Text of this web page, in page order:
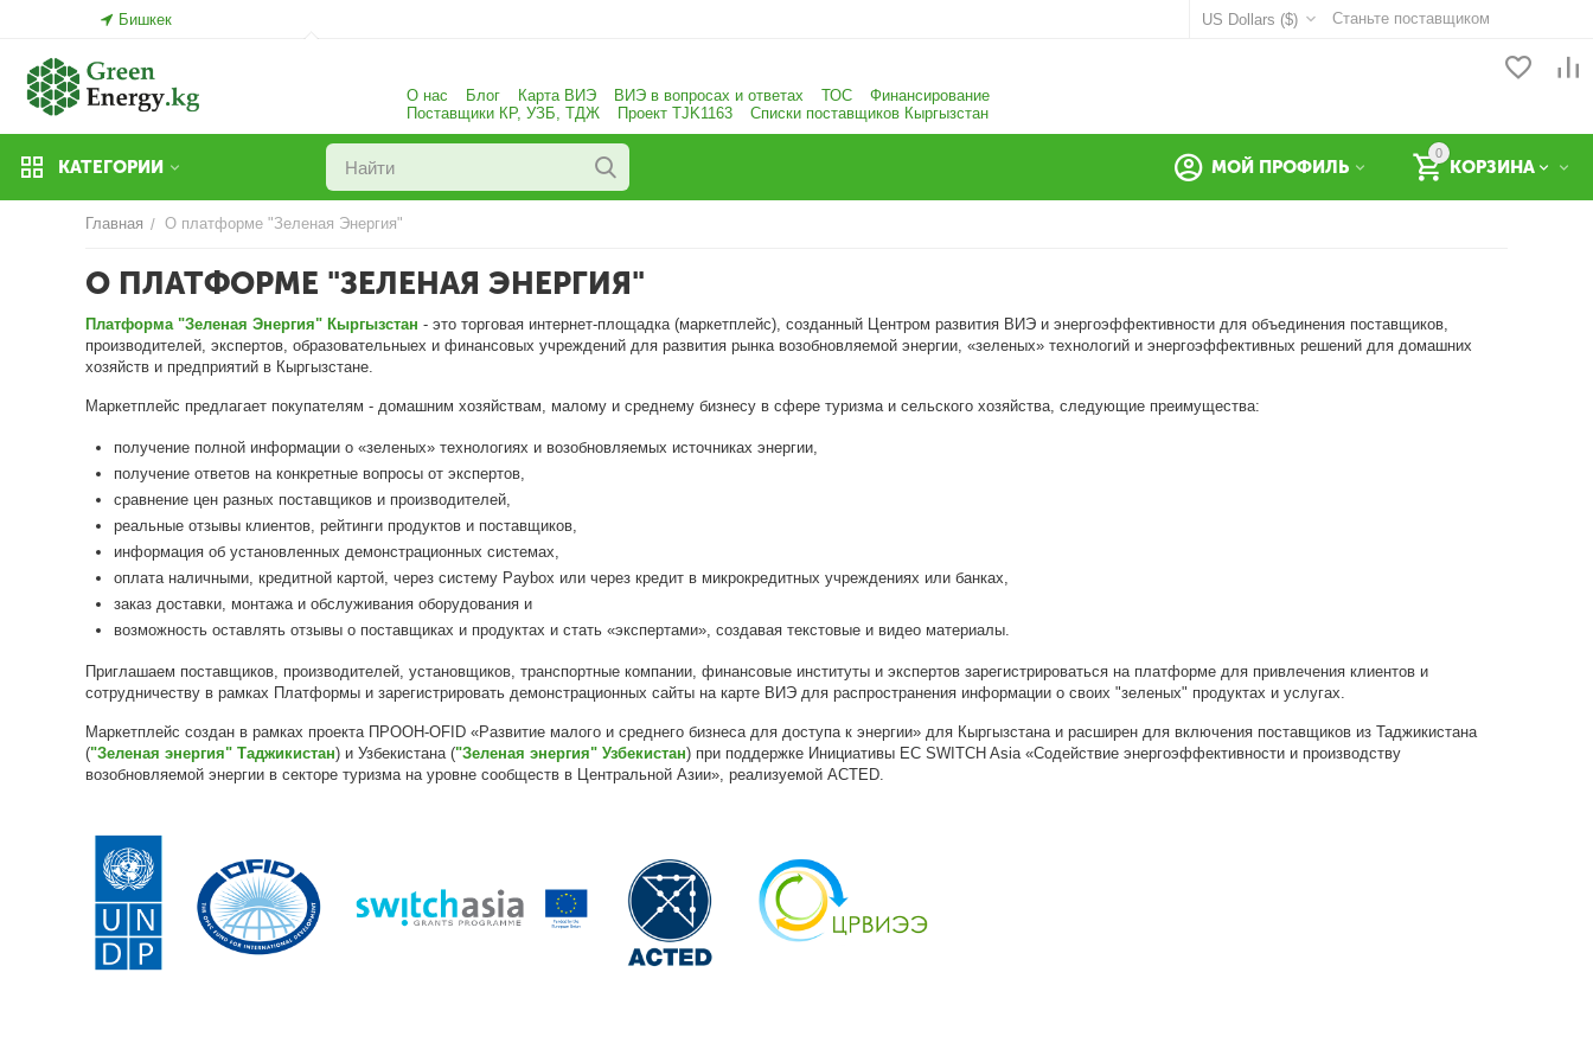
Бишкек Станьте поставщиком
US Dollars ($)
О нас Блог Карта ВИЭ ВИЭ в вопросах и ответах ТОС
Финансирование
Поставщики КР, УЗБ, ТДЖ
Проект TJK1163 Списки поставщиков Кыргызстан
КАТЕГОРИИ
0
КОРЗИНА
МОЙ ПРОФИЛЬ
Главная / О платформе "Зеленая Энергия"
О ПЛАТФОРМЕ "ЗЕЛЕНАЯ ЭНЕРГИЯ"
Платформа "Зеленая Энергия" Кыргызстан - это торговая интернет-площадка (маркетплейс), созданный Центром развития ВИЭ и энергоэффективности для объединения поставщиков,
производителей, экспертов, образовательныех и финансовых учреждений для развития рынка возобновляемой энергии, «зеленых» технологий и энергоэффективных решений для домашних
хозяйств и предприятий в Кыргызстане.
Маркетплейс предлагает покупателям - домашним хозяйствам, малому и среднему бизнесу в сфере туризма и сельского хозяйства, следующие преимущества:
получение полной информации о «зеленых» технологиях и возобновляемых источниках энергии,
получение ответов на конкретные вопросы от экспертов,
сравнение цен разных поставщиков и производителей,
реальные отзывы клиентов, рейтинги продуктов и поставщиков,
информация об установленных демонстрационных системах,
оплата наличными, кредитной картой, через систему Paybox или через кредит в микрокредитных учреждениях или банках,
заказ доставки, монтажа и обслуживания оборудования и
возможность оставлять отзывы о поставщиках и продуктах и ​​стать «экспертами», создавая текстовые и видео материалы.
Приглашаем поставщиков, производителей, установщиков, транспортные компании, финансовые институты и экспертов зарегистрироваться на платформе для привлечения клиентов и
сотрудничеству в рамках Платформы и ​​зарегистрировать демонстрационных сайты на карте ВИЭ для распространения информации о своих "зеленых" продуктах и услугах.
Маркетплейс создан в рамках проекта ПРООН-OFID «Развитие малого и среднего бизнеса для доступа к энергии» для Кыргызстана и расширен для включения поставщиков из Таджикистана
("Зеленая энергия" Таджикистан) и Узбекистана ("Зеленая энергия" Узбекистан) при поддержке Инициативы ЕС SWITCH Asia «Содействие энергоэффективности и производству
возобновляемой энергии в секторе туризма на уровне сообществ в Центральной Азии», реализуемой ACTED.